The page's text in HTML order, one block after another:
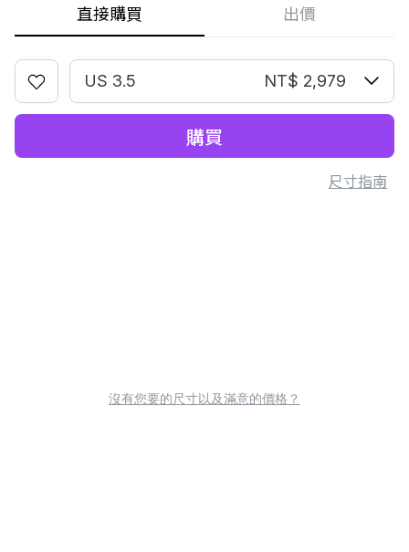
直接購買 出價
US 3.5 NT$ 2,979
購買
尺寸指南
沒有您要的尺寸以及滿意的價格？